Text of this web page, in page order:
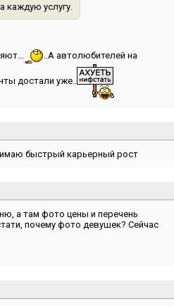
каждую услугу.
..А автолюбителей на
достали уже..
быстрый карьерный рост
а там фото цены и перечень
почему фото девушек? Сейчас